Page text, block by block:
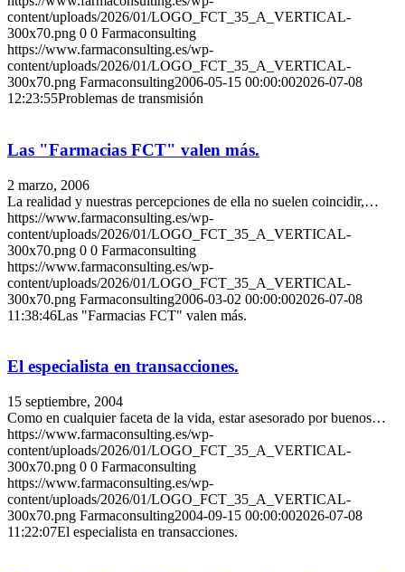
content/uploads/2026/01/LOGO_FCT_35_A_VERTICAL-
300x70.png 0 0 Farmaconsulting
https://www.farmaconsulting.es/wp-
content/uploads/2026/01/LOGO_FCT_35_A_VERTICAL-
300x70.png Farmaconsulting2006-05-15 00:00:002026-07-08
12:23:55Problemas de transmisión
Las "Farmacias FCT" valen más.
2 marzo, 2006
La realidad y nuestras percepciones de ella no suelen coincidir,…
https://www.farmaconsulting.es/wp-
content/uploads/2026/01/LOGO_FCT_35_A_VERTICAL-
300x70.png 0 0 Farmaconsulting
https://www.farmaconsulting.es/wp-
content/uploads/2026/01/LOGO_FCT_35_A_VERTICAL-
300x70.png Farmaconsulting2006-03-02 00:00:002026-07-08
11:38:46Las "Farmacias FCT" valen más.
El especialista en transacciones.
15 septiembre, 2004
Como en cualquier faceta de la vida, estar asesorado por buenos…
https://www.farmaconsulting.es/wp-
content/uploads/2026/01/LOGO_FCT_35_A_VERTICAL-
300x70.png 0 0 Farmaconsulting
https://www.farmaconsulting.es/wp-
content/uploads/2026/01/LOGO_FCT_35_A_VERTICAL-
300x70.png Farmaconsulting2004-09-15 00:00:002026-07-08
11:22:07El especialista en transacciones.